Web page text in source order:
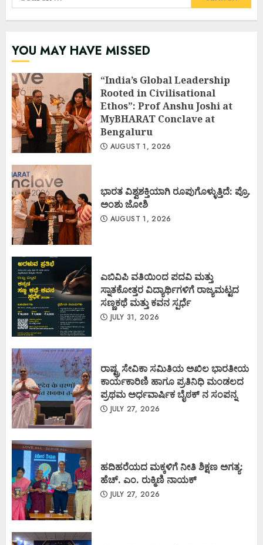
for:
YOU MAY HAVE MISSED
“India’s Global Leadership
Rooted in Civilisational
Ethos”: Prof Anshu Joshi at
MyBHARAT Conclave at
Bengaluru
AUGUST 1, 2026
ಭಾರತ ವಿಶ್ವಶಕ್ತಿಯಾಗಿ ರೂಪುಗೊಳ್ಳುತ್ತಿದೆ: ಪ್ರೊ.
ಅಂಶು ಜೋಶಿ
AUGUST 1, 2026
ಎಬಿವಿಪಿ ವತಿಯಿಂದ ಪದವಿ ಮತ್ತು
ಸ್ನಾತಕೋತ್ತರ ವಿದ್ಯಾರ್ಥಿಗಳಿಗೆ ರಾಜ್ಯಮಟ್ಟದ
ಸಣ್ಣಕಥೆ ಮತ್ತು ಕವನ ಸ್ಪರ್ಧೆ
JULY 31, 2026
ರಾಷ್ಟ್ರ ಸೇವಿಕಾ ಸಮಿತಿಯ ಅಖಿಲ ಭಾರತೀಯ
ಕಾರ್ಯಕಾರಿಣಿ ಹಾಗೂ ಪ್ರತಿನಿಧಿ ಮಂಡಲದ
ಪ್ರಥಮ ಅರ್ಧವಾರ್ಷಿಕ ಬೈಠಕ್ ನ ಸಂಪನ್ನ
JULY 27, 2026
ಹದಿಹರೆಯದ ಮಕ್ಕಳಿಗೆ ನೀತಿ ಶಿಕ್ಷಣ ಅಗತ್ಯ:
ಹೆಚ್. ಎಂ. ರುಕ್ಮಿಣಿ ನಾಯಕ್
JULY 27, 2026